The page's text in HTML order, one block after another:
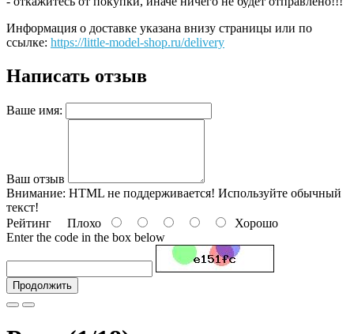
Информация о доставке указана внизу страницы или по
ссылке: https://little-model-shop.ru/delivery
Написать отзыв
Ваше имя:
Ваш отзыв
Внимание: HTML не поддерживается! Используйте обычный
текст!
Рейтинг Плохо
Хорошо
Enter the code in the box below
Продолжить